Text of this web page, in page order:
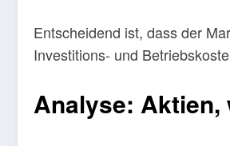
Entscheidend ist, dass der
Investitions- und
Analyse: